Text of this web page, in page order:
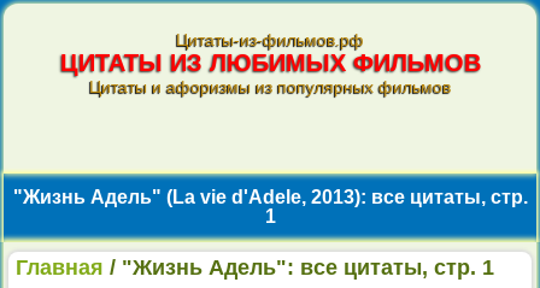
Цитаты-из-фильмов.рф
ЦИТАТЫ ИЗ ЛЮБИМЫХ ФИЛЬМОВ
Цитаты и афоризмы из популярных фильмов
"Жизнь Адель" (La vie d'Adele, 2013): все цитаты, стр.
1
Главная / "Жизнь Адель": все цитаты, стр. 1